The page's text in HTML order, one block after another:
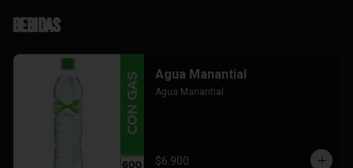
Bebidas
Agua Manantial
Agua Manantial
$6.900